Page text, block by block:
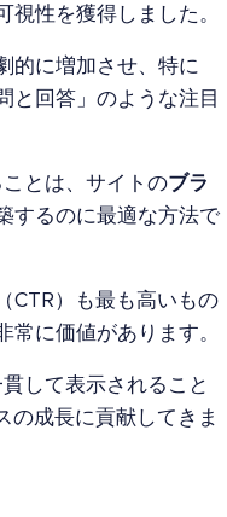
視性を獲得しました。
的に増加させ、特に
と回答」のような注目
とは、サイトのブラ
するのに最適な方法で
（CTR）も最も高いもの
常に価値があります。
して表示されること
の成長に貢献してきま